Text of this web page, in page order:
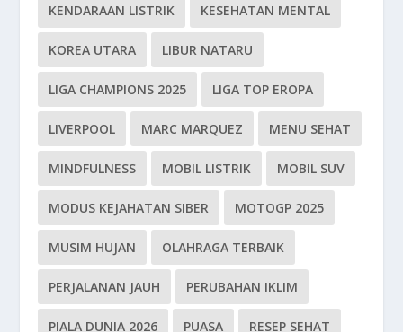
KENDARAAN LISTRIK KESEHATAN MENTAL
KOREA UTARA LIBUR NATARU
LIGA CHAMPIONS 2025 LIGA TOP EROPA
LIVERPOOL MARC MARQUEZ MENU SEHAT
MINDFULNESS MOBIL LISTRIK MOBIL SUV
MODUS KEJAHATAN SIBER MOTOGP 2025
MUSIM HUJAN OLAHRAGA TERBAIK
PERJALANAN JAUH PERUBAHAN IKLIM
PIALA DUNIA 2026 PUASA RESEP SEHAT